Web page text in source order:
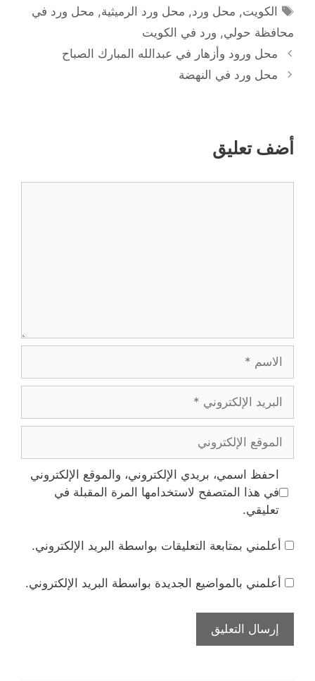
الوسوم
الكويت, محل ورد, محل ورد الرميثية, محل ورد في
محافظة حولي, ورد في الكويت
محل ورود وأزهار في عبدالله المبارك الصباح
محل ورد في النهضة
أضف تعليق
الاسم
البريد
الإلكتروني
الموقع
الإلكتروني
احفظ اسمي، بريدي الإلكتروني، والموقع الإلكتروني
في هذا المتصفح لاستخدامها المرة المقبلة في
تعليقي.
أعلمني بمتابعة التعليقات بواسطة البريد الإلكتروني.
أعلمني بالمواضيع الجديدة بواسطة البريد الإلكتروني.